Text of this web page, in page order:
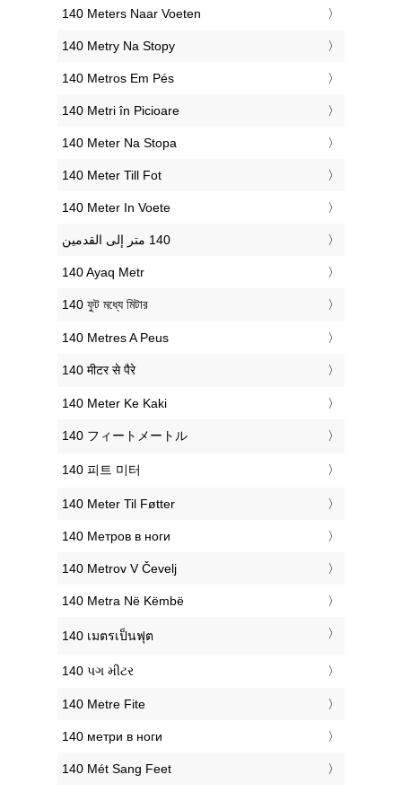
‎140 Meters Naar Voeten
‎140 Metry Na Stopy
‎140 Metros Em Pés
‎140 Metri în Picioare
‎140 Meter Na Stopa
‎140 Meter Till Fot
‎140 Meter In Voete
‎140 Ayaq Metr
‎140 ফুট মধ্যে মিটার
‎140 Metres A Peus
‎140 मीटर से पैरे
‎140 Meter Ke Kaki
‎140 フィートメートル
‎140 피트 미터
‎140 Meter Til Føtter
‎140 Метров в ноги
‎140 Metrov V Čevelj
‎140 Metra Në Këmbë
‎140 เมตรเป็นฟุต
‎140 પગ મીટર
‎140 Metre Fite
‎140 метри в ноги
‎140 Mét Sang Feet